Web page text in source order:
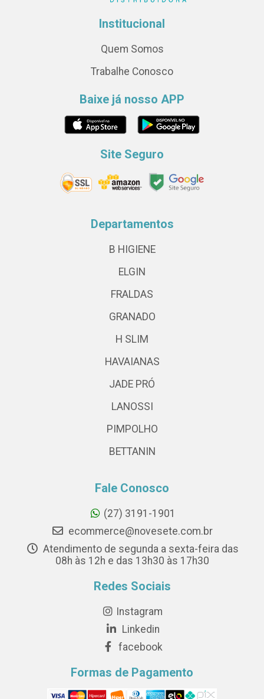
Institucional
Quem Somos
Trabalhe Conosco
Baixe já nosso APP
Site Seguro
Departamentos
B HIGIENE
ELGIN
FRALDAS
GRANADO
H SLIM
HAVAIANAS
JADE PRÓ
LANOSSI
PIMPOLHO
BETTANIN
Fale Conosco
(27) 3191-1901
ecommerce@novesete.com.br
Atendimento de segunda a sexta-feira das
08h às 12h e das 13h30 às 17h30
Redes Sociais
Instagram
Linkedin
facebook
Formas de Pagamento